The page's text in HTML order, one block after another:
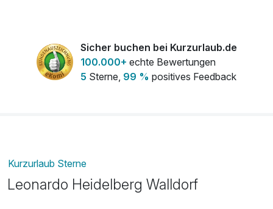
Sicher buchen bei Kurzurlaub.de
100.000+ echte Bewertungen
5 Sterne, 99 % positives Feedback
Kurzurlaub Sterne
Leonardo Heidelberg Walldorf